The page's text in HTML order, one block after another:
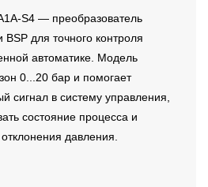
S4 — преобразователь
для точного контроля
автоматике. Модель
0...20 бар и помогает
сигнал в систему управления,
состояние процесса и
давления.